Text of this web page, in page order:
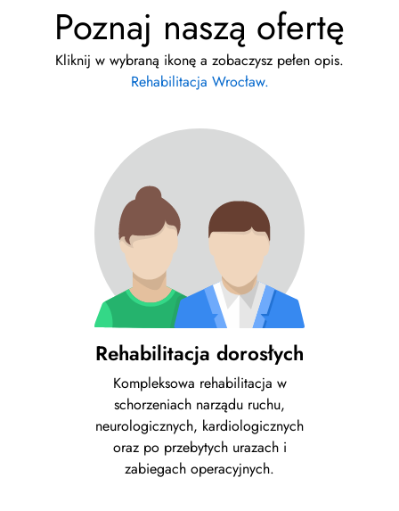
Poznaj naszą ofertę
Kliknij w wybraną ikonę a zobaczysz pełen opis.
Rehabilitacja Wrocław.
Rehabilitacja dorosłych
Kompleksowa rehabilitacja w
schorzeniach narządu ruchu,
neurologicznych, kardiologicznych
oraz po przebytych urazach i
zabiegach operacyjnych.